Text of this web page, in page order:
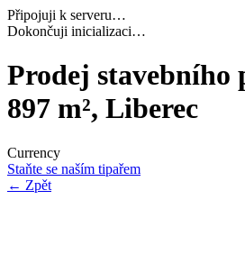
Připojuji k serveru…
Navazuji bezpečné spojení…
Prodej stavebního
897 m², Liberec
Currency
Staňte se naším tipařem
← Zpět